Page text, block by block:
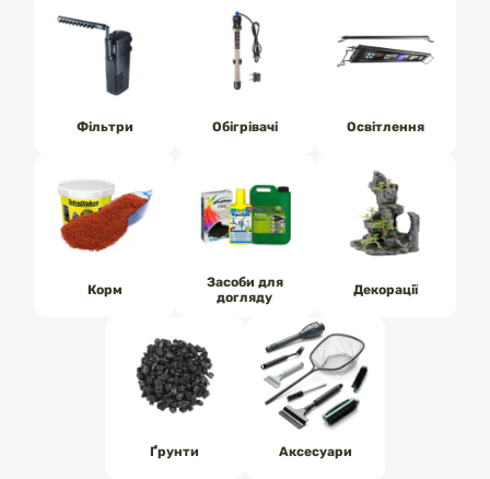
Фільтри Обігрівачі Освітлення
Корм
Засоби для
догляду
Декорації
Ґрунти Аксесуари